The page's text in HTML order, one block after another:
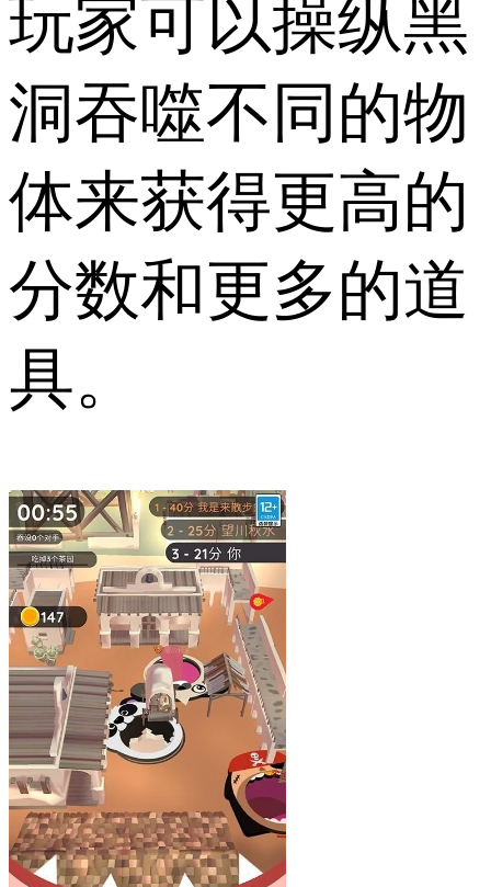
玩家可以操纵黑
洞吞噬不同的物
体来获得更高的
分数和更多的道
具。